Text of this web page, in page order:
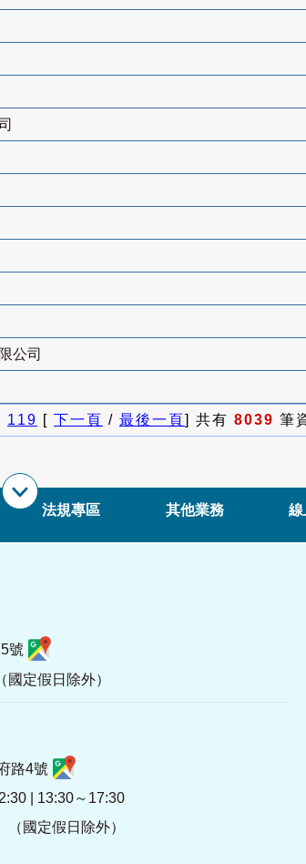
公司
119 [ 下一頁 / 最後一頁] 共有 8039 筆
法規專區 其他業務
號
定假日除外）
路4號
| 13:30～17:30
（國定假日除外）